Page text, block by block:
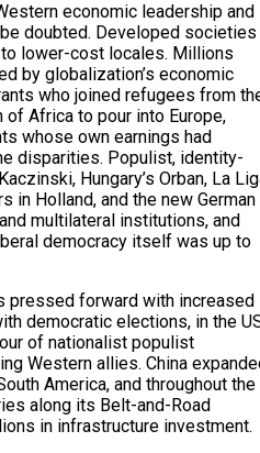
economic leadership and
doubted. Developed societies
lower-cost locales. Millions
by globalization’s economic
who joined refugees from
of Africa to pour into Europe,
whose own earnings had
disparities. Populist, identity-
Hungary’s Orban, La
in Holland, and the new German
multilateral institutions, and
democracy itself was up to
pressed forward with increased
democratic elections, in the
of nationalist populist
Western allies. China
America, and throughout the
along its Belt-and-Road
in infrastructure investment.